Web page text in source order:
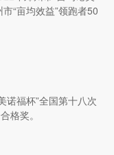
“亩均效益”领跑者50
诺福杯”全国第十八次
格奖。